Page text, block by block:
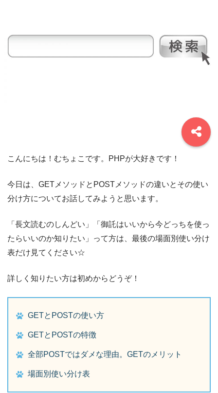
こんにちは！むちょこです。PHPが大好きです！
今日は、GETメソッドとPOSTメソッドの違いとその使い
分け方についてお話してみようと思います。
「長文読むのしんどい」「御託はいいから今どっちを使っ
たらいいのか知りたい」って方は、最後の場面別使い分け
表だけ見てください☆
詳しく知りたい方は初めからどうぞ！
GETとPOSTの使い方
GETとPOSTの特徴
全部POSTではダメな理由。GETのメリット
場面別使い分け表